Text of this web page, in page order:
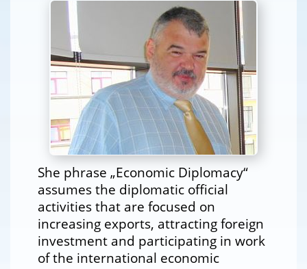
She phrase „Economic Diplomacy“
assumes the diplomatic official
activities that are focused on
increasing exports, attracting foreign
investment and participating in work
of the international economic